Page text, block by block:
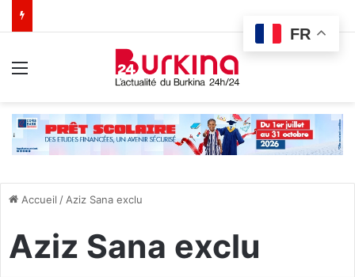
Accueil / Aziz Sana exclu
Aziz Sana exclu
FR